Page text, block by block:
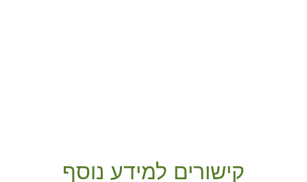
קישורים למידע נוסף